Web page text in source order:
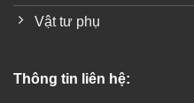
Vật tư phụ
Thông tin liên hệ: